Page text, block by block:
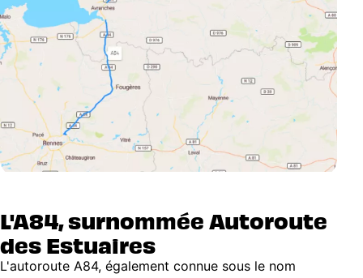
L'A84, surnommée Autoroute
des Estuaires
L'autoroute A84, également connue sous le nom